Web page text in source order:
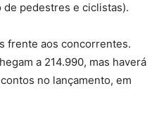
pedestres e ciclistas).
frente aos concorrentes.
a 214.990, mas haverá
no lançamento, em